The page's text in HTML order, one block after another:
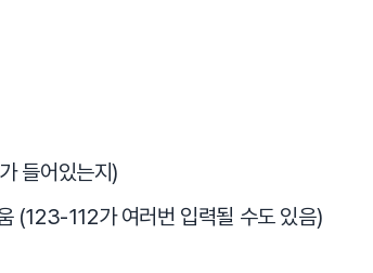
들어있는지)
(123-112가 여러번 입력될 수도 있음)